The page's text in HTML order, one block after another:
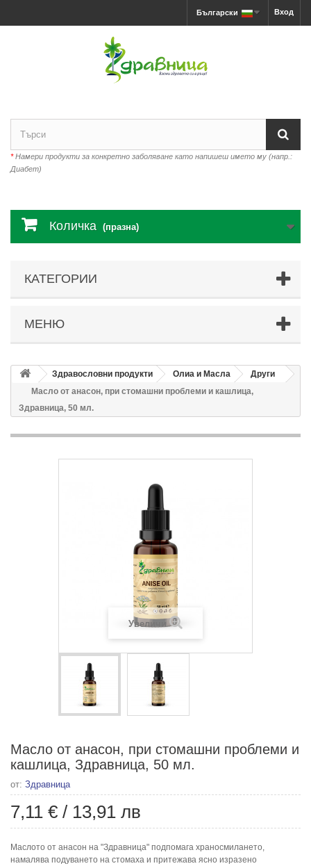
Вход
Български
*Намери продукти за конкретно заболяване като напишеш името му (напр.:
Диабет)
Количка (празна)
КАТЕГОРИИ
МЕНЮ
Здравословни продукти Олиа и Масла
Други
Масло от анасон, при стомашни проблеми и кашлица,
Здравница, 50 мл.
Увеличи
Масло от анасон, при стомашни проблеми и
кашлица, Здравница, 50 мл.
от: Здравница
7,11 € / 13,91 лв
Маслото от анасон на "Здравница" подпомага храносмилането,
намалява подуването на стомаха и притежава ясно изразено